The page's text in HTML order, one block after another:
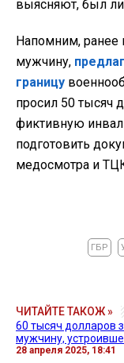
выясняют, был ли
Напомним, ранее
мужчину,
границу
просил 50 тысяч
фиктивную
подготовить
медосмотра и
ГБР
ЧИТАЙТЕ ТАКОЖ »
60 тысяч долларов
мужчину,
28 апреля 2025, 18:41